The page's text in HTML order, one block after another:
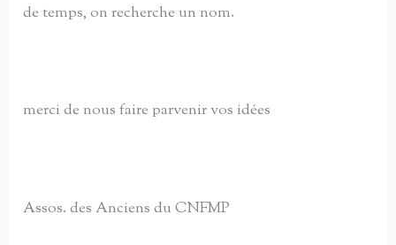
de temps, on recherche un nom.
merci de nous faire parvenir vos idées
Assos. des Anciens du CNFMP